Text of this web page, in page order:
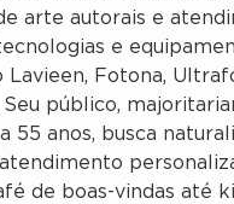
arte autorais e
e
Lavieen, Fotona,
Seu público,
55 anos, busca
de boas-vindas até